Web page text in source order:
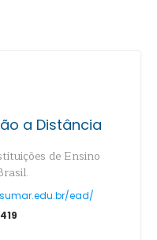
a Distância
de Ensino
ead/
419